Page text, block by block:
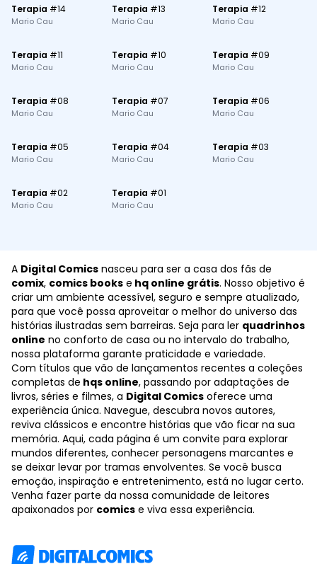
Terapia #14
Mario Cau
Terapia #13
Mario Cau
Terapia #12
Mario Cau
Terapia #11
Mario Cau
Terapia #10
Mario Cau
Terapia #09
Mario Cau
Terapia #08
Mario Cau
Terapia #07
Mario Cau
Terapia #06
Mario Cau
Terapia #05
Mario Cau
Terapia #04
Mario Cau
Terapia #03
Mario Cau
Terapia #02
Mario Cau
Terapia #01
Mario Cau
A Digital Comics nasceu para ser a casa dos fãs de
comix, comics books e hq online grátis. Nosso objetivo é
criar um ambiente acessível, seguro e sempre atualizado,
para que você possa aproveitar o melhor do universo das
histórias ilustradas sem barreiras. Seja para ler quadrinhos
online no conforto de casa ou no intervalo do trabalho,
nossa plataforma garante praticidade e variedade.
Com títulos que vão de lançamentos recentes a coleções
completas de hqs online, passando por adaptações de
livros, séries e filmes, a Digital Comics oferece uma
experiência única. Navegue, descubra novos autores,
reviva clássicos e encontre histórias que vão ficar na sua
memória. Aqui, cada página é um convite para explorar
mundos diferentes, conhecer personagens marcantes e
se deixar levar por tramas envolventes. Se você busca
emoção, inspiração e entretenimento, está no lugar certo.
Venha fazer parte da nossa comunidade de leitores
apaixonados por comics e viva essa experiência.